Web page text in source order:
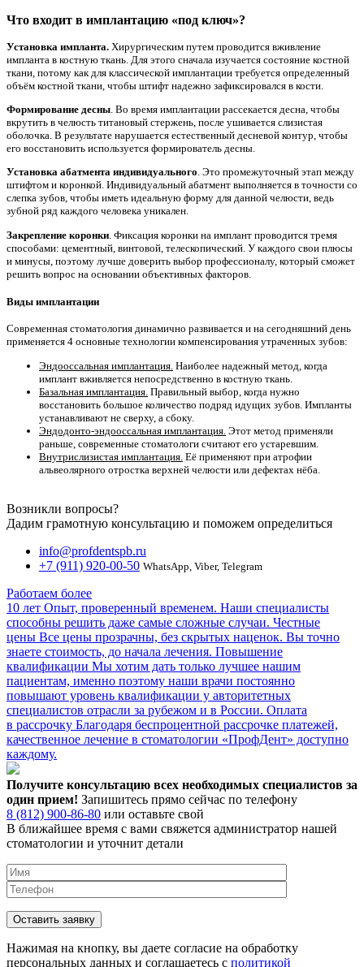
Что входит в имплантацию «под ключ»?
Установка импланта. Хирургическим путем проводится вживление
импланта в костную ткань. Для этого сначала изучается состояние костной
ткани, потому как для классической имплантации требуется определенный
объём костной ткани, чтобы штифт надежно зафиксировался в кости.
Формирование десны. Во время имплантации рассекается десна, чтобы
вкрутить в челюсть титановый стержень, после ушивается слизистая
оболочка. В результате нарушается естественный десневой контур, чтобы
его восстановить используется формирователь десны.
Установка абатмента индивидуального. Это промежуточный этап между
штифтом и коронкой. Индивидуальный абатмент выполняется в точности со
слепка зубов, чтобы иметь идеальную форму для данной челюсти, ведь
зубной ряд каждого человека уникален.
Закрепление коронки . Фиксация коронки на имплант проводится тремя
способами: цементный, винтовой, телескопический. У каждого свои плюсы
и минусы, поэтому лучше доверить выбор профессионалу, который сможет
решить вопрос на основании объективных факторов.
Виды имплантации
Современная стоматология динамично развивается и на сегодняшний день
применяется 4 основные технологии компенсирования утраченных зубов:
Эндооссальная имплантация. Наиболее надежный метод, когда
имплант вживляется непосредственно в костную ткань.
Базальная имплантация. Правильный выбор, когда нужно
восстановить большое количество подряд идущих зубов. Импланты
устанавливают не сверху, а сбоку.
Эндодонто-эндооссальная имплантация. Этот метод применяли
раньше, современные стоматологи считают его устаревшим.
Внутрислизистая имплантация. Её применяют при атрофии
альвеолярного отростка верхней челюсти или дефектах нёба.
Возникли вопросы?
Дадим грамотную консультацию и поможем определиться
info@profdentspb.ru
+7 (911) 920-00-50 WhatsApp, Viber, Telegram
Работаем более
10 лет Опыт, проверенный временем. Наши специалисты
способны решить даже самые сложные случаи. Честные
цены Все цены прозрачны, без скрытых наценок. Вы точно
знаете стоимость, до начала лечения. Повышение
квалификации Мы хотим дать только лучшее нашим
пациентам, именно поэтому наши врачи постоянно
повышают уровень квалификации у авторитетных
специалистов отрасли за рубежом и в России. Оплата
в рассрочку Благодаря беспроцентной рассрочке платежей,
качественное лечение в стоматологии «ПрофДент» доступно
каждому.
Получите консультацию всех необходимых специалистов за
один прием! Запишитесь прямо сейчас по телефону
8 (812) 900-86-80 или оставьте свой
В ближайшее время с вами свяжется администратор нашей
стоматологии и уточнит детали
Нажимая на кнопку, вы даете согласие на обработку
персональных данных и соглашаетесь c политикой